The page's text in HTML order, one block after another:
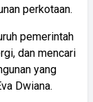
perkotaan.
pemerintah
dan mencari
yang
Dwiana.